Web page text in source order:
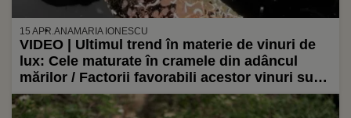
15 APR.ANAMARIA IONESCU
VIDEO | Ultimul trend în materie de vinuri de
lux: Cele maturate în cramele din adâncul
mărilor / Factorii favorabili acestor vinuri sunt
întunericul constant, schimbările continue de
presiune și mareele